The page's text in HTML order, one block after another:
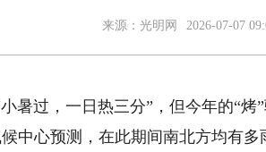
来源： 光明网 2026-07-07
过，一日热三分”，但今年的“烤”
心预测，在此期间南北方均有多